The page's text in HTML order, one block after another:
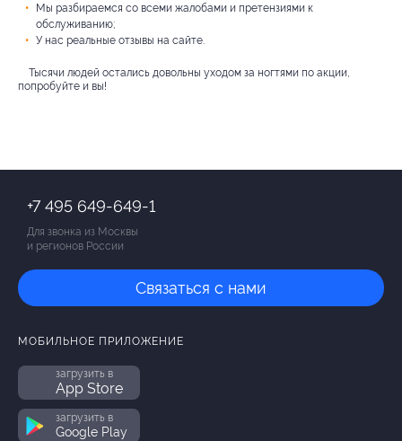
Мы разбираемся со всеми жалобами и претензиями к
обслуживанию;
У нас реальные отзывы на сайте.
Тысячи людей остались довольны уходом за ногтями по акции,
попробуйте и вы!
+7 495 649-649-1
Для звонка из Москвы
и регионов России
Связаться с нами
МОБИЛЬНОЕ ПРИЛОЖЕНИЕ
загрузить в
App Store
загрузить в
Google Play